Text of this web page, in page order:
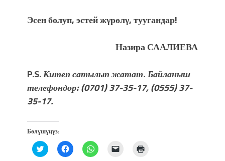
Эсен болуп, эстей жγрөлγ, туугандар!
Назира СААЛИЕВА
P.S.Китеп сатылып жатат. Байланыш
телефондор: (0701) 37-35-17, (0555) 37-
35-17.
Бөлүшүңүз:
Нажмите,
чтобы
Нажмите,
чтобы
Нажмите,
чтобы
Послать
ссылку